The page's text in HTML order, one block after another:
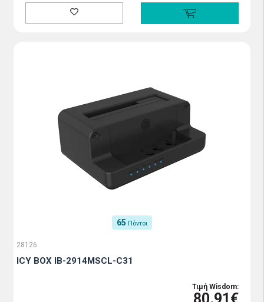
65 Πόντοι
28126
ICY BOX IB-2914MSCL-C31
Τιμή Wisdom: